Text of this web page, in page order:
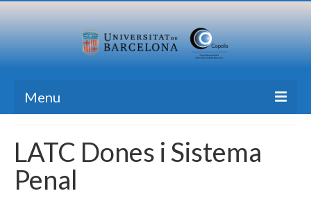
Menu
Recerca
Formació
LATC Dones i Sistema
Penal